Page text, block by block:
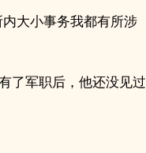
大小事务我都有所涉
了军职后，他还没见过